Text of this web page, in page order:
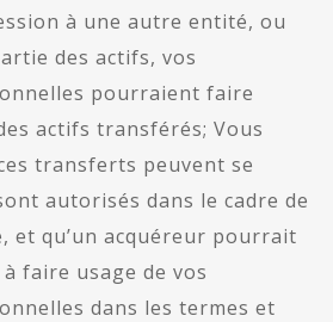
à une autre entité, ou
des actifs, vos
pourraient faire
actifs transférés; Vous
transferts peuvent se
autorisés dans le cadre de
et qu’un acquéreur pourrait
faire usage de vos
dans les termes et